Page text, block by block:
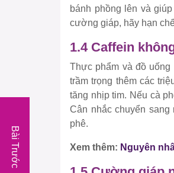
bánh phồng lên và
cường giáp, hãy hạn
1.4 Caffein
Thực phẩm và đồ
trầm trọng thêm các
tăng nhịp tim. Nếu cà
Cân nhắc chuyển
phê.
Xem thêm: Nguyên
Bài Trước